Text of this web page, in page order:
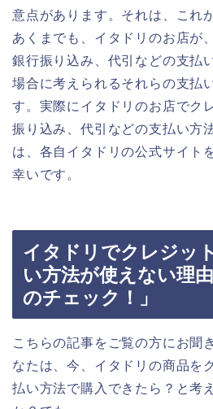
意点があります。それは、これ
あくまでも、イタドリのお店が
銀行振り込み、代引などの支払
場合に考えられるそれらの支払
す。実際にイタドリのお店でク
振り込み、代引などの支払い方
は、各自イタドリの公式サイト
幸いです。
イタドリでクレジッ
い方法が使えない理
のチェック！」
こちらの記事をご覧の方にお聞
なたは、今、イタドリの商品を
払い方法で購入できたら？と考